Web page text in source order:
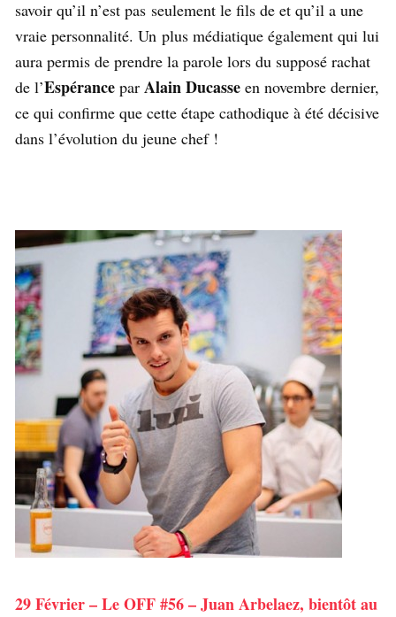
savoir qu’il n’est pas seulement le fils de et qu’il a une
vraie personnalité. Un plus médiatique également qui lui
aura permis de prendre la parole lors du supposé rachat
de l’Espérance par Alain Ducasse en novembre dernier,
ce qui confirme que cette étape cathodique à été décisive
dans l’évolution du jeune chef !
29 Février – Le OFF #56 – Juan Arbelaez, bientôt au